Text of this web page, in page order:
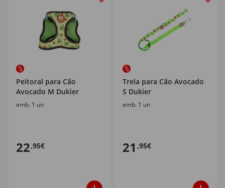
Peitoral para Cão
Avocado M Dukier
emb. 1 un
22,95€
Trela para Cão Avocado
S Dukier
emb. 1 un
21 ,95€